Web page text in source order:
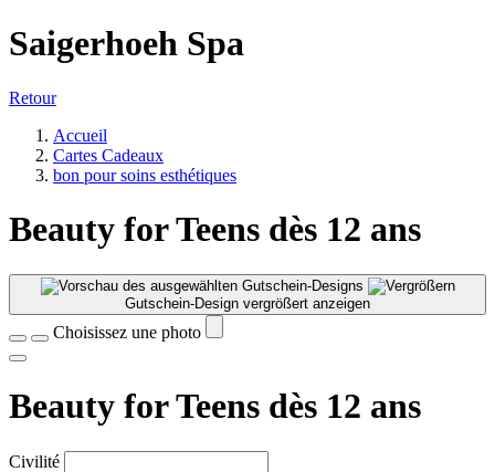
Saigerhoeh Spa
Retour
Accueil
Cartes Cadeaux
bon pour soins esthétiques
Beauty for Teens dès 12 ans
Gutschein-Design vergrößert anzeigen
Choisissez une photo
Beauty for Teens dès 12 ans
Civilité